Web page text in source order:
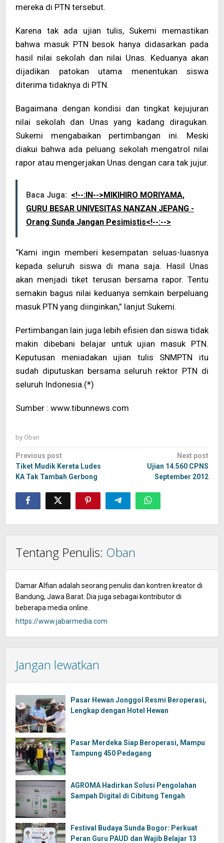
mereka di PTN tersebut.
Karena tak ada ujian tulis, Sukemi memastikan
bahwa masuk PTN besok hanya didasarkan pada
hasil nilai sekolah dan nilai Unas. Keduanya akan
dijadikan patokan utama menentukan siswa
diterima tidaknya di PTN.
Bagaimana dengan kondisi dan tingkat kejujuran
nilai sekolah dan Unas yang kadang diragukan.
Sukemi mengabaikan pertimbangan ini. Meski
diakui bahwa ada peluang sekolah mengatrol nilai
rapor atau mengerjakan Unas dengan cara tak jujur.
Baca Juga: <!--:IN-->MIKIHIRO MORIYAMA,
GURU BESAR UNIVESITAS NANZAN JEPANG -
Orang Sunda Jangan Pesimistis<!--:-->
“Kami ingin memberi kesempatan seluas-luasnya
kepada seluruh siswa di mana saja. Hasil Unas
akan menjadi tiket terusan bersama rapor. Tentu
semakin bagus nilai keduanya semkain berpeluang
masuk PTN yang diinginkan,” lanjut Sukemi.
Pertimbangan lain juga lebih efisien dan siswa tidak
makin dibebani belajar untuk ujian masuk PTN.
Keputusan meniadakan ujian tulis SNMPTN itu
sudah diputuskan bersama seluruh rektor PTN di
seluruh Indonesia.(*)
Sumber : www.tibunnews.com
by Oban
Post
navigation
Previous post
Tiket Mudik Kereta Ludes
KA Tak Tambah Gerbong
Next post
Ujian 14.560 CPNS
September 2012
Tentang Penulis: Oban
Damar Alfian adalah seorang penulis dan kontren kreator di
Bandung, Jawa Barat. Dia juga sebagai kontributor di
beberapa media online.
https://www.jabarmedia.com
Jangan lewatkan
Pasar Hewan Jonggol Resmi Beroperasi,
Lengkap dengan Hotel Hewan
Pasar Merdeka Siap Beroperasi, Mampu
Tampung 450 Pedagang
AGROMA Hadirkan Solusi Pengolahan
Sampah Digital di Cibitung Tengah
Festival Budaya Sunda Bogor: Perkuat
Peran Guru PAUD dan Wajib Belajar 13